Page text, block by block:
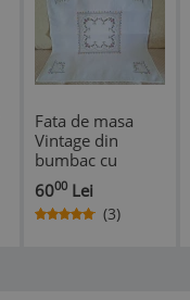
Fata de masa
Vintage din
bumbac cu
broderie
manuala in
cruciulite- ALB
6000 Lei
(3)